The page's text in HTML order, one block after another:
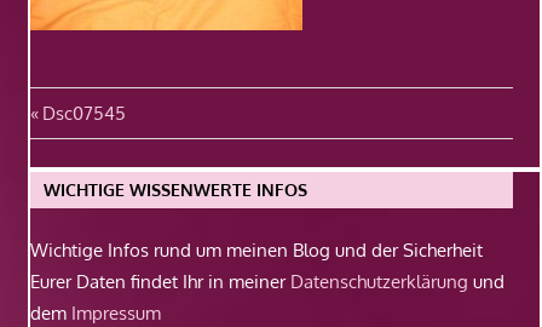
Beitragsnavigation
Vorheriger
Beitrag:
Dsc07545
WICHTIGE WISSENWERTE INFOS
Wichtige Infos rund um meinen Blog und der Sicherheit
Eurer Daten findet Ihr in meiner Datenschutzerklärung und
dem Impressum